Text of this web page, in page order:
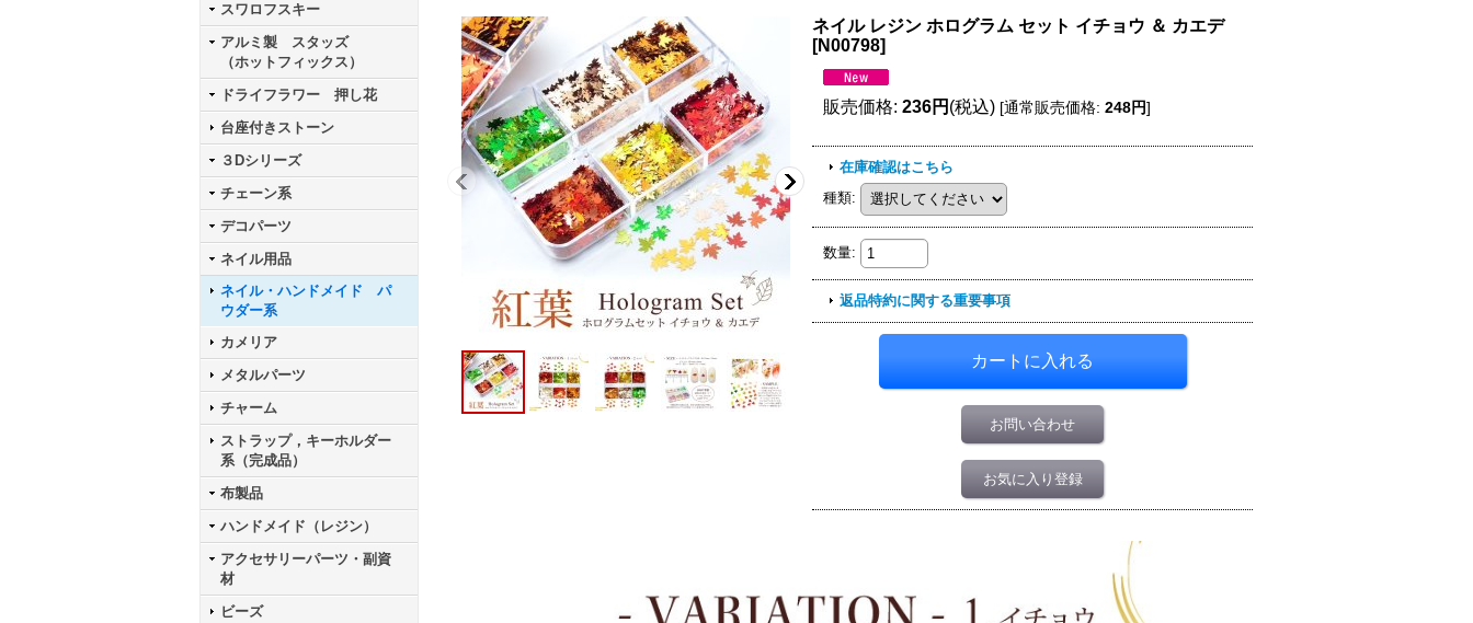
スワロフスキー
アルミ製 スタッズ
（ホットフィックス）
ドライフラワー 押し花
台座付きストーン
３Dシリーズ
チェーン系
デコパーツ
ネイル用品
ネイル・ハンドメイド パ
ウダー系
カメリア
メタルパーツ
チャーム
ストラップ，キーホルダー
系（完成品）
布製品
ハンドメイド（レジン）
アクセサリーパーツ・副資
材
ビーズ
ネイル レジン ホログラム セット イチョウ ＆ カエデ
[N00798]
販売価格: 236円 (税込) [通常販売価格: 248円]
在庫確認はこちら
種類:
数量:
返品特約に関する重要事項
お問い合わせ
お気に入り登録